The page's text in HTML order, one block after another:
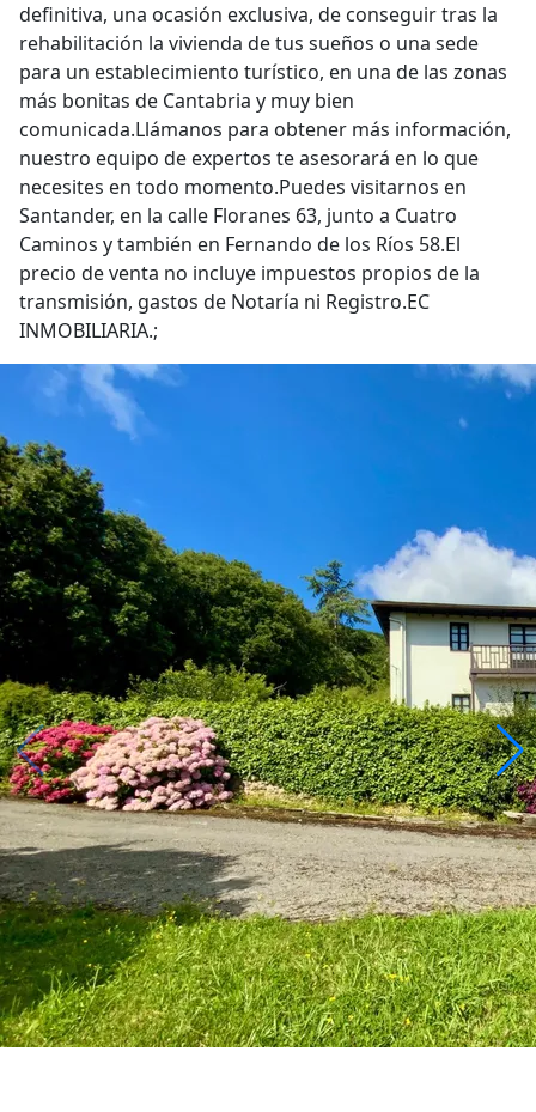
definitiva, una ocasión exclusiva, de conseguir tras la
rehabilitación la vivienda de tus sueños o una sede
para un establecimiento turístico, en una de las zonas
más bonitas de Cantabria y muy bien
comunicada.Llámanos para obtener más información,
nuestro equipo de expertos te asesorará en lo que
necesites en todo momento.Puedes visitarnos en
Santander, en la calle Floranes 63, junto a Cuatro
Caminos y también en Fernando de los Ríos 58.El
precio de venta no incluye impuestos propios de la
transmisión, gastos de Notaría ni Registro.EC
INMOBILIARIA.;